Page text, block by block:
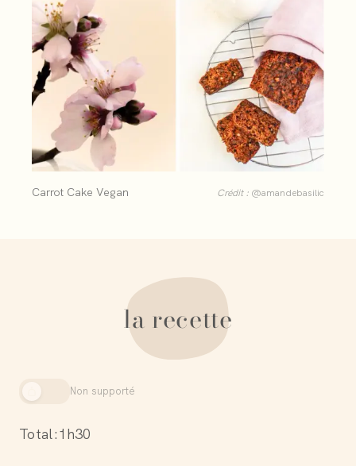
Carrot Cake Vegan Crédit : @amandebasilic
la recette
Non supporté
Total:1h30